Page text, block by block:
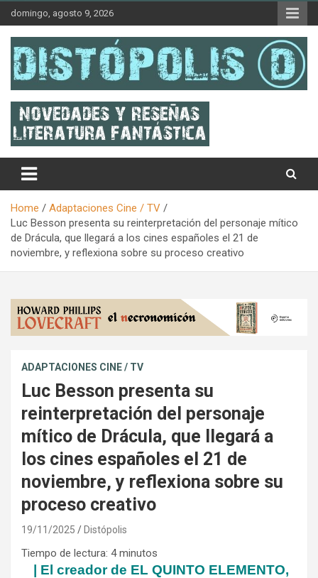
Skip
content
domingo, agosto 9, 2026
Distópolis
Home
Adaptaciones Cine / TV
Luc Besson presenta su reinterpretación del personaje mítico
de Drácula, que llegará a los cines españoles el 21 de
noviembre, y reflexiona sobre su proceso creativo
ADAPTACIONES CINE / TV
Luc Besson presenta su
reinterpretación del personaje
mítico de Drácula, que llegará a
los cines españoles el 21 de
noviembre, y reflexiona sobre su
proceso creativo
19/11/2025 Distópolis
Tiempo de lectura: 4 minutos
| El creador de EL QUINTO ELEMENTO,